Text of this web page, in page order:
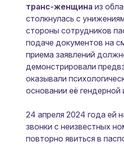
транс-женщина из
столкнулась с
стороны сотрудников
подаче документов на
приема заявлений
демонстрировали
оказывали
основании её гендерной
24 апреля 2024 года ей
звонки с неизвестных
повторно явиться в